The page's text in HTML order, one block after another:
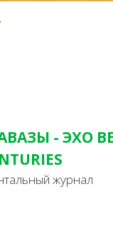
- ЭХО
журнал